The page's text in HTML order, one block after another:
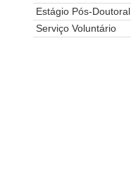
Estágio Pós-Doutoral
Serviço Voluntário